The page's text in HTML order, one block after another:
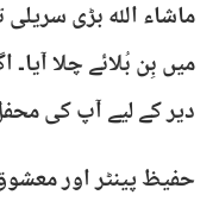
ماشاء اللہ بڑی
میں بِن بُلائے چلا
دیر کے لیے آپ کی
حفیظ پینٹر اور